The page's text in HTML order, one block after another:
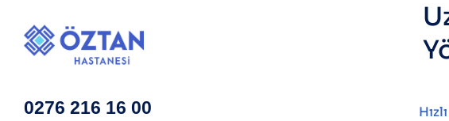
0276 216 16 00